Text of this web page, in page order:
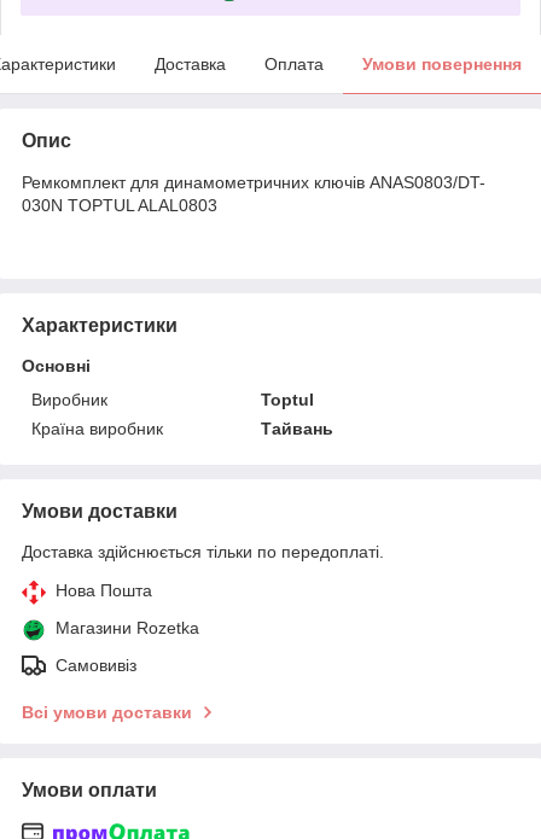
Доставка Оплата Умови повернення
Опис
Ремкомплект для динамометричних ключів ANAS0803/DT-
030N TOPTUL ALAL0803
Характеристики
Основні
Виробник
Toptul
Країна виробник
Тайвань
Умови доставки
Доставка здійснюється тільки по передоплаті.
Нова Пошта
Магазини Rozetka
Самовивіз
Всі умови доставки
Умови оплати